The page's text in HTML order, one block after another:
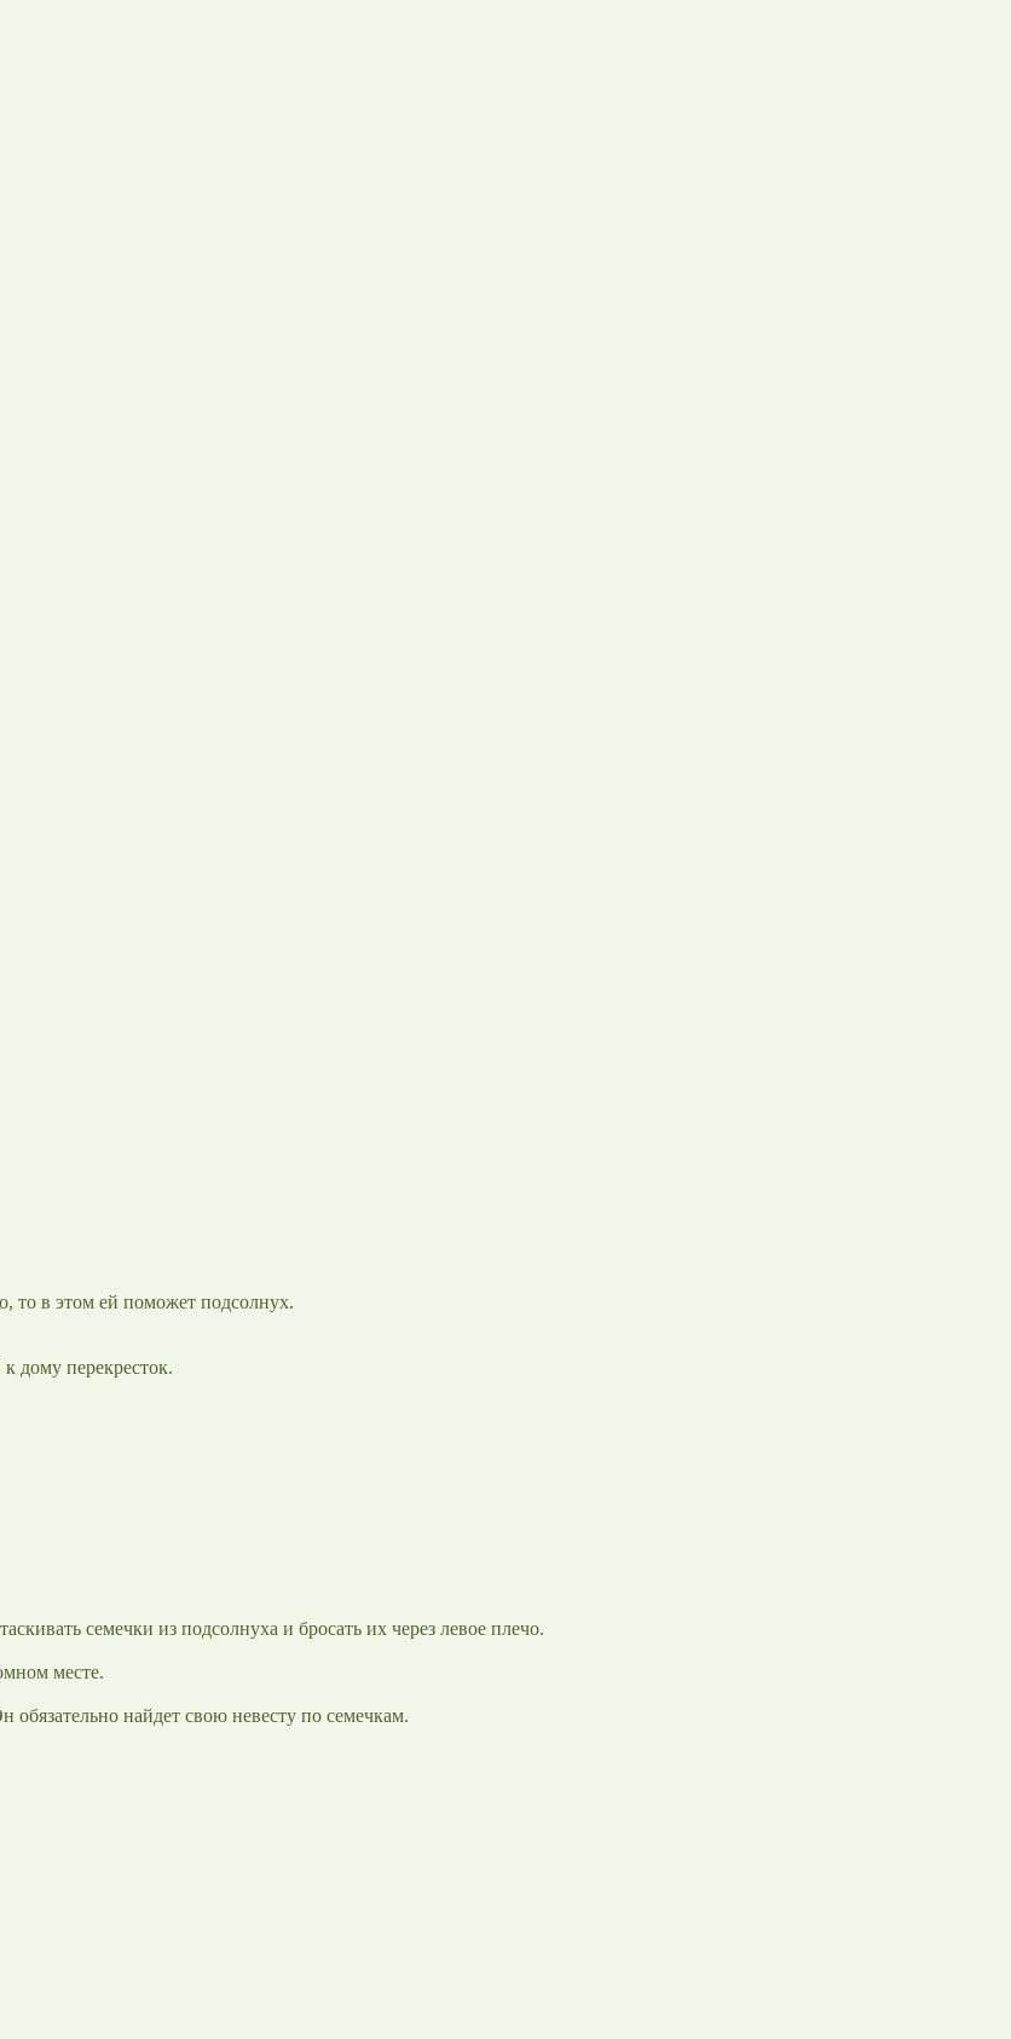
то в этом ей поможет подсолнух.
дому перекресток.
семечки из подсолнуха и бросать их через левое плечо.
месте.
обязательно найдет свою невесту по семечкам.